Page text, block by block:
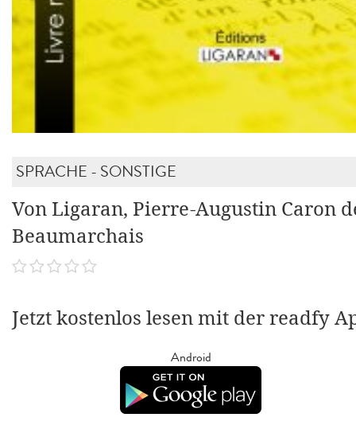
SPRACHE - SONSTIGE
Von Ligaran, Pierre-Augustin Caron
Beaumarchais
Jetzt kostenlos lesen mit der readfy
Android